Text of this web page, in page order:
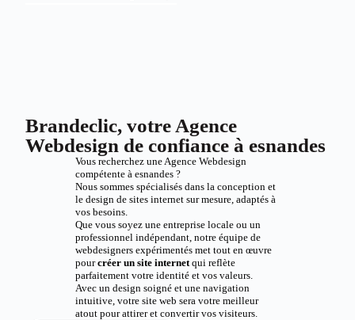
Brandeclic, votre Agence
Webdesign de confiance à esnandes
Vous recherchez une Agence Webdesign
compétente à esnandes ?
Nous sommes spécialisés dans la conception et
le design de sites internet sur mesure, adaptés à
vos besoins.
Que vous soyez une entreprise locale ou un
professionnel indépendant, notre équipe de
webdesigners expérimentés met tout en œuvre
pourcréer un site internetqui reflète
parfaitement votre identité et vos valeurs.
Avec un design soigné et une navigation
intuitive, votre site web sera votre meilleur
atout pour attirer et convertir vos visiteurs.